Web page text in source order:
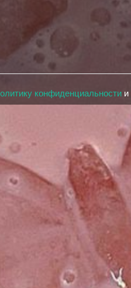
конфиденциальности и